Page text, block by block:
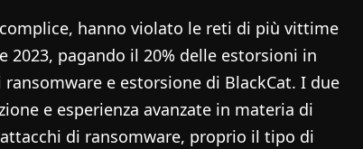
hanno violato le reti di più vittime
pagando il 20% delle estorsioni in
e estorsione di BlackCat. I due
e esperienza avanzate in materia di
di ransomware, proprio il tipo di